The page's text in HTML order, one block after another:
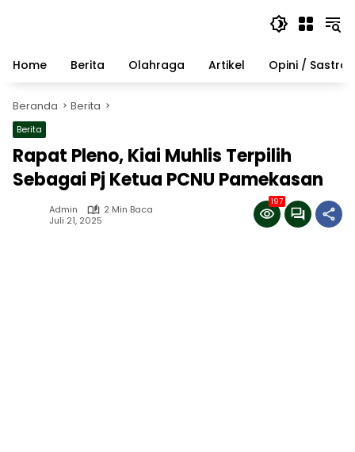
Home
Berita Olahraga Artikel Opini / Sastra
Beranda Berita
Berita
Rapat Pleno, Kiai Muhlis Terpilih
Sebagai Pj Ketua PCNU Pamekasan
Admin
2 Min Baca
Juli 21, 2025
197